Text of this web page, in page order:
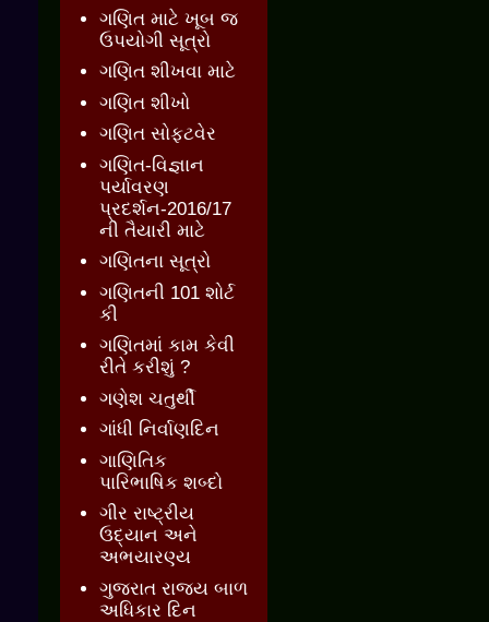
ગણિત માટે ખૂબ જ
ઉપયોગી સૂત્રો
ગણિત શીખવા માટે
ગણિત શીખો
ગણિત સોફ્ટવેર
ગણિત-વિજ્ઞાન
પર્યાવરણ
પ્રદર્શન-2016/17
ની તૈયારી માટે
ગણિતના સૂત્રો
ગણિતની 101 શોર્ટ
કી
ગણિતમાં કામ કેવી
રીતે કરીશું ?
ગણેશ ચતુર્થી
ગાંધી નિર્વાણદિન
ગાણિતિક
પારિભાષિક શબ્દો
ગીર રાષ્ટ્રીય
ઉદ્યાન અને
અભયારણ્ય
ગુજરાત રાજ્ય બાળ
અધિકાર દિન